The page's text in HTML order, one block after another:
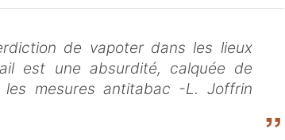
de vapoter dans les lieux
est une absurdité, calquée de
les mesures antitabac -L. Joffrin